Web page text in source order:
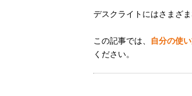
デスクライトにはさまざま
この記事では、 自分の使
ください。